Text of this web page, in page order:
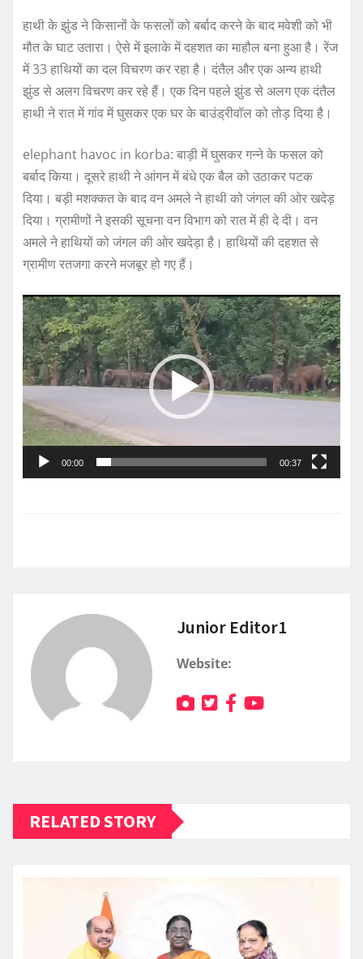
हाथी के झुंड ने किसानों के फसलों को बर्बाद करने के बाद मवेशी को भी
मौत के घाट उतारा। ऐसे में इलाके में दहशत का माहौल बना हुआ है। रेंज
में 33 हाथियों का दल विचरण कर रहा है। दंतैल और एक अन्य हाथी
झुंड से अलग विचरण कर रहे हैं। एक दिन पहले झुंड से अलग एक दंतैल
हाथी ने रात में गांव में घुसकर एक घर के बाउंड्रीवॉल को तोड़ दिया है।
elephant havoc in korba: बाड़ी में घुसकर गन्ने के फसल को
बर्बाद किया। दूसरे हाथी ने आंगन में बंधे एक बैल को उठाकर पटक
दिया। बड़ी मशक्कत के बाद वन अमले ने हाथी को जंगल की ओर खदेड़
दिया। ग्रामीणों ने इसकी सूचना वन विभाग को रात में ही दे दी। वन
अमले ने हाथियों को जंगल की ओर खदेड़ा है। हाथियों की दहशत से
ग्रामीण रतजगा करने मजबूर हो गए हैं।
V
i
d
e
l
y
00:00 00:37
Junior Editor1
Website:
RELATED STORY